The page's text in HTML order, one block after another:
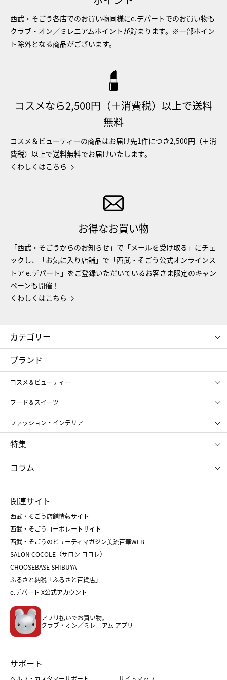
西武・そごう各店でのお買い物同様にe.デパートでのお買い物も
クラブ・オン／ミレニアムポイントが貯まります。※一部ポイン
ト除外となる商品がございます。
コスメなら2,500円（＋消費税）以上で送料
無料
コスメ＆ビューティーの商品はお届け先1件につき2,500円（＋消
費税）以上で送料無料でお届けいたします。
くわしくはこちら
お得なお買い物
「西武・そごうからのお知らせ」で「メールを受け取る」にチェ
ックし、「お気に入り店舗」で「西武・そごう公式オンラインス
トア e.デパート」をご登録いただいているお客さま限定のキャン
ペーンも開催！
くわしくはこちら
カテゴリー
コスメ＆ビューティー
ギフト
レディース
メンズ
スポーツ・アウトドア
お中元
お歳暮
ブランド
コスメ＆ビューティー
SHISEIDO
ポール&ジョー ボーテ
ジルスチュアート
NARS
RMK
クリニーク
SK-Ⅱ
フード＆スイーツ
アンリ・シャルパンティエ
ゴディバ
新宿高野
たねや
ねんりん家
ファッション・インテリア
ポロ ラルフ ローレン
タケオ キクチ
ママ＆キッズ
シュタイフ
特集
お中元
ひな人形
五月人形
父の日
クリスマスケーキ
ホワイトデー
コラム
菓子折り
和菓子
人気のギフト
バレンタイン
ホワイトデー
おせち
フード
ホーム・キッチン＆アート
関連サイト
西武・そごう店舗情報サイト
西武・そごうコーポレートサイト
西武・そごうのビューティマガジン美流百華WEB
SALON COCOLE（サロン ココレ）
CHOOSEBASE SHIBUYA
ふるさと納税「ふるさと百貨店」
e.デパート X公式アカウント
アプリ払いでお買い物。
クラブ・オン／ミレニアム アプリ
サポート